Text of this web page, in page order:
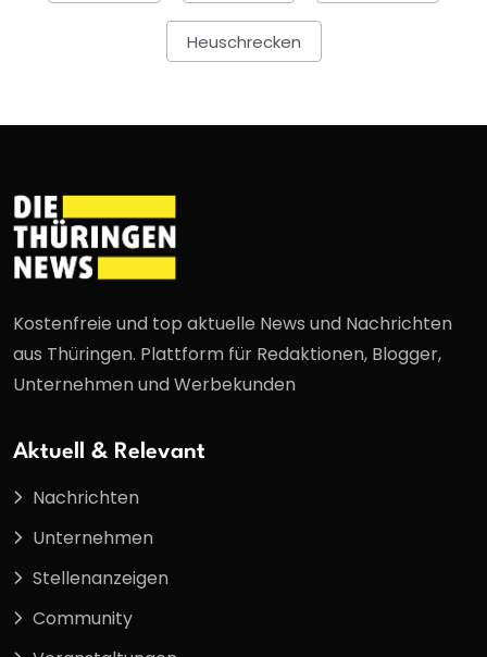
Heuschrecken
Kostenfreie und top aktuelle News und Nachrichten
aus Thüringen. Plattform für Redaktionen, Blogger,
Unternehmen und Werbekunden
Aktuell & Relevant
Nachrichten
Unternehmen
Stellenanzeigen
Community